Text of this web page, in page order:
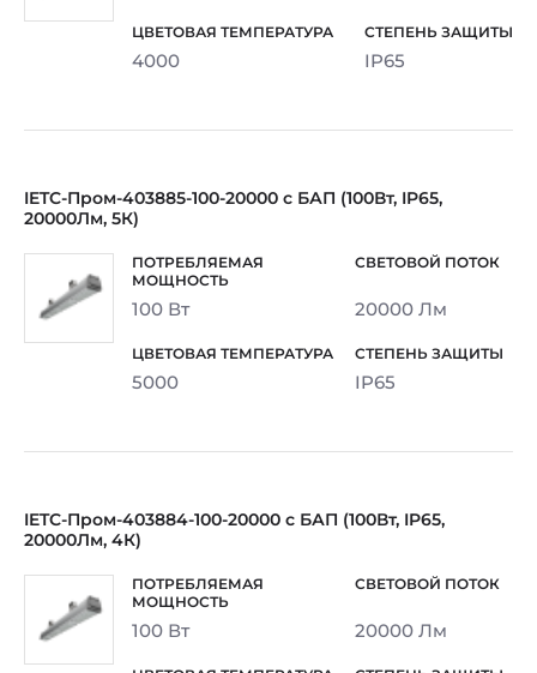
4000 IP65
IETC-Пром-403885-100-20000 с БАП (100Вт, IP65,
20000Лм, 5К)
100 Вт 20000 Лм
5000 IP65
IETC-Пром-403884-100-20000 с БАП (100Вт, IP65,
20000Лм, 4К)
100 Вт 20000 Лм